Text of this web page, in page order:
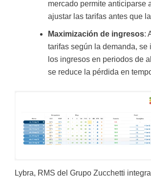
mercado permite anticiparse
ajustar las tarifas antes que
Maximización de ingresos:
tarifas según la demanda, se
los ingresos en periodos de
se reduce la pérdida en
Lybra, RMS del Grupo Zucchetti